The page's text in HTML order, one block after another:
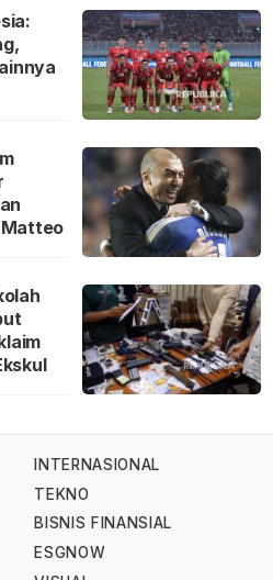
Matteo
INTERNASIONAL
TEKNO
BISNIS FINANSIAL
ESGNOW